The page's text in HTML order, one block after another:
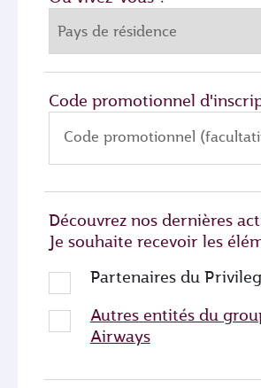
Code promotionnel
Code promotionnel
Découvrez nos dernières
Je souhaite recevoir les
Partenaires du
Autres entités du
Airways